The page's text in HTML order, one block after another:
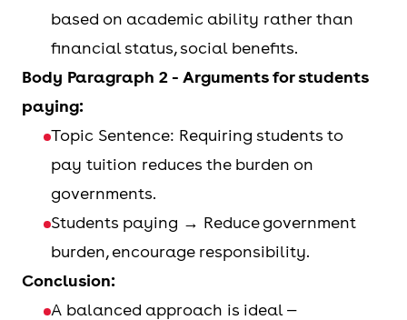
based on academic ability rather than
financial status, social benefits.
Body Paragraph 2 - Arguments for students
paying:
Topic Sentence: Requiring students to
pay tuition reduces the burden on
governments.
Students paying → Reduce government
burden, encourage responsibility.
Conclusion:
A balanced approach is ideal —